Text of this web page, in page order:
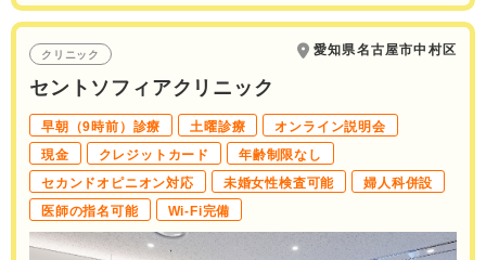
クリニック 愛知県名古屋市中村区
セントソフィアクリニック
早朝（9時前）診療 土曜診療
オンライン説明会
現金
クレジットカード
年齢制限なし
セカンドオピニオン対応
未婚女性検査可能
婦人科併設
医師の指名可能
Wi-Fi完備